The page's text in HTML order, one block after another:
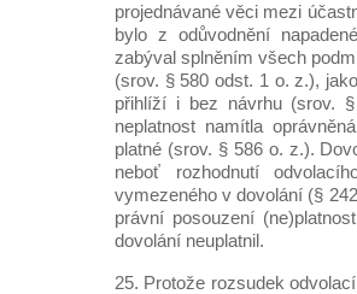
projednávané věci mezi
bylo z odůvodnění
zabýval splněním všech
(srov. § 580 odst. 1 o. z.),
přihlíží i bez návrhu (srov.
neplatnost namítla
platné (srov. § 586 o. z.).
neboť rozhodnutí
vymezeného v dovolání (§
právní posouzení
dovolání neuplatnil.
25. Protože rozsudek